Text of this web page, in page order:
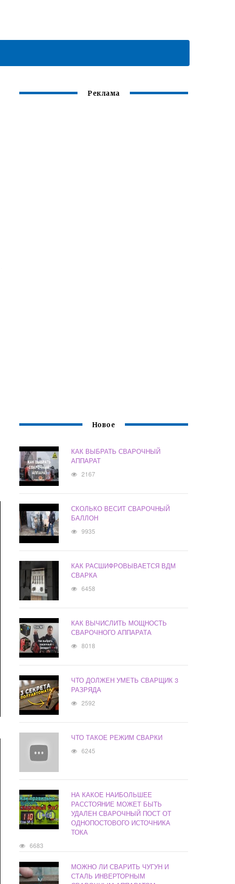
Реклама
Новое
КАК ВЫБРАТЬ СВАРОЧНЫЙ
АППАРАТ
2167
СКОЛЬКО ВЕСИТ СВАРОЧНЫЙ
БАЛЛОН
9935
КАК РАСШИФРОВЫВАЕТСЯ ВДМ
СВАРКА
6458
КАК ВЫЧИСЛИТЬ МОЩНОСТЬ
СВАРОЧНОГО АППАРАТА
8018
ЧТО ДОЛЖЕН УМЕТЬ СВАРЩИК 3
РАЗРЯДА
2592
ЧТО ТАКОЕ РЕЖИМ СВАРКИ
6245
НА КАКОЕ НАИБОЛЬШЕЕ
РАССТОЯНИЕ МОЖЕТ БЫТЬ
УДАЛЕН СВАРОЧНЫЙ ПОСТ ОТ
ОДНОПОСТОВОГО ИСТОЧНИКА
ТОКА
6683
МОЖНО ЛИ СВАРИТЬ ЧУГУН И
СТАЛЬ ИНВЕРТОРНЫМ